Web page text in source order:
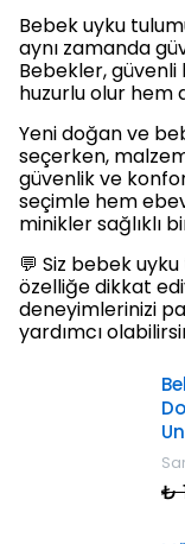
Bebek uyku
aynı zamanda
Bebekler,
huzurlu olur hem
Yeni doğan ve
seçerken,
güvenlik ve
seçimle hem
minikler sağlıklı
💬 Siz bebek
özelliğe dikkat
deneyimlerinizi
yardımcı
₺